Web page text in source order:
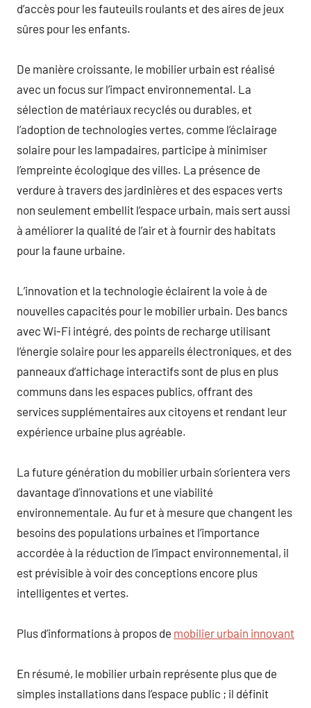
d’accès pour les fauteuils roulants et des aires de jeux
sûres pour les enfants.
De manière croissante, le mobilier urbain est réalisé
avec un focus sur l’impact environnemental. La
sélection de matériaux recyclés ou durables, et
l’adoption de technologies vertes, comme l’éclairage
solaire pour les lampadaires, participe à minimiser
l’empreinte écologique des villes. La présence de
verdure à travers des jardinières et des espaces verts
non seulement embellit l’espace urbain, mais sert aussi
à améliorer la qualité de l’air et à fournir des habitats
pour la faune urbaine.
L’innovation et la technologie éclairent la voie à de
nouvelles capacités pour le mobilier urbain. Des bancs
avec Wi-Fi intégré, des points de recharge utilisant
l’énergie solaire pour les appareils électroniques, et des
panneaux d’affichage interactifs sont de plus en plus
communs dans les espaces publics, offrant des
services supplémentaires aux citoyens et rendant leur
expérience urbaine plus agréable.
La future génération du mobilier urbain s’orientera vers
davantage d’innovations et une viabilité
environnementale. Au fur et à mesure que changent les
besoins des populations urbaines et l’importance
accordée à la réduction de l’impact environnemental, il
est prévisible à voir des conceptions encore plus
intelligentes et vertes.
Plus d’informations à propos de mobilier urbain innovant
En résumé, le mobilier urbain représente plus que de
simples installations dans l’espace public ; il définit